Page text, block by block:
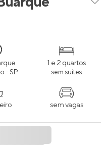
- SP
1 e 2 quartos
sem suítes
sem vagas